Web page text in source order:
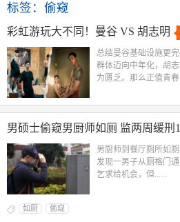
标签：偷窥
彩虹游玩大不同！曼谷 VS 胡志明
总结曼谷基础设施更
群体迈向中年化，胡
为匮乏。那么正值青
男硕士偷窥男厨师如厕 监两周缓刑
男厨师到餐厅厕所如
发现一男子从厕格门
乞求给机会，但......
如厕 偷窥